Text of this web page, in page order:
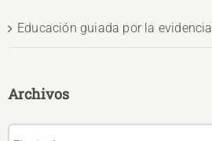
Educación guiada por la evidencia
Archivos